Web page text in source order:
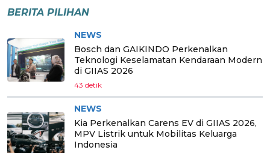
BERITA PILIHAN
NEWS
Bosch dan GAIKINDO Perkenalkan
Teknologi Keselamatan Kendaraan Modern
di GIIAS 2026
43 detik
NEWS
Kia Perkenalkan Carens EV di GIIAS 2026,
MPV Listrik untuk Mobilitas Keluarga
Indonesia